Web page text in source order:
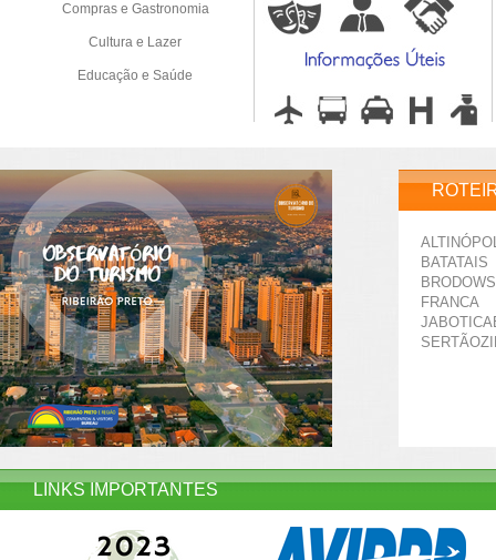
Compras e Gastronomia
Cultura e Lazer
Educação e Saúde
BATATAIS
FRANCA
LINKS IMPORTANTES